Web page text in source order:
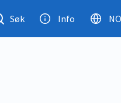
Søk Info NO